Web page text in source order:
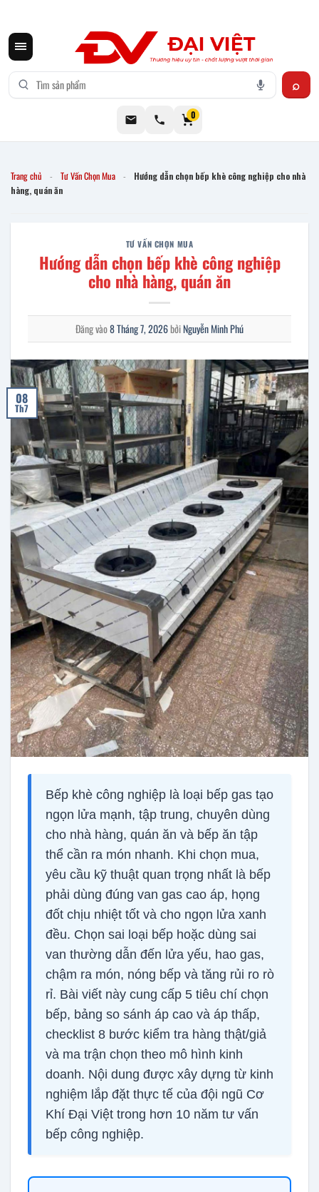
0
Trang chủ - Tư Vấn Chọn Mua -
Hướng dẫn chọn bếp khè công nghiệp cho nhà
hàng, quán ăn
TƯ VẤN CHỌN MUA
Hướng dẫn chọn bếp khè công nghiệp
cho nhà hàng, quán ăn
Đăng vào8 Tháng 7, 2026bởiNguyễn Minh Phú
08
Th7
Bếp khè công nghiệp là loại bếp gas tạo
ngọn lửa mạnh, tập trung, chuyên dùng
cho nhà hàng, quán ăn và bếp ăn tập
thể cần ra món nhanh. Khi chọn mua,
yêu cầu kỹ thuật quan trọng nhất là bếp
phải dùng đúng van gas cao áp, họng
đốt chịu nhiệt tốt và cho ngọn lửa xanh
đều. Chọn sai loại bếp hoặc dùng sai
van thường dẫn đến lửa yếu, hao gas,
chậm ra món, nóng bếp và tăng rủi ro rò
rỉ. Bài viết này cung cấp 5 tiêu chí chọn
bếp, bảng so sánh áp cao và áp thấp,
checklist 8 bước kiểm tra hàng thật/giả
và ma trận chọn theo mô hình kinh
doanh. Nội dung được xây dựng từ kinh
nghiệm lắp đặt thực tế của đội ngũ Cơ
Khí Đại Việt trong hơn 10 năm tư vấn
bếp công nghiệp.